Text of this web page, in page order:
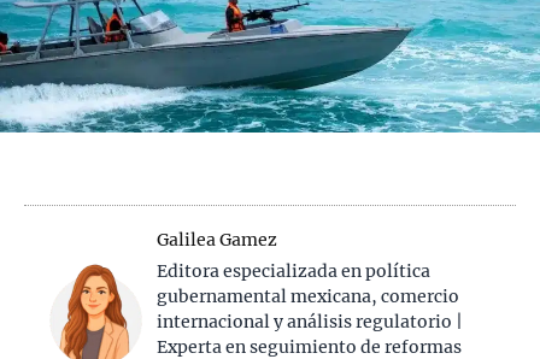
Galilea Gamez
Editora especializada en política
gubernamental mexicana, comercio
internacional y análisis regulatorio |
Experta en seguimiento de reformas